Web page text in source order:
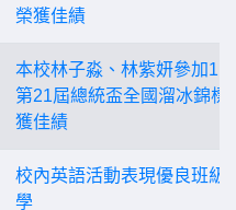
榮獲佳績
本校林子淼、林紫妍參加
第21屆總統盃全國溜冰錦標
獲佳績
校內英語活動表現優良班級
學